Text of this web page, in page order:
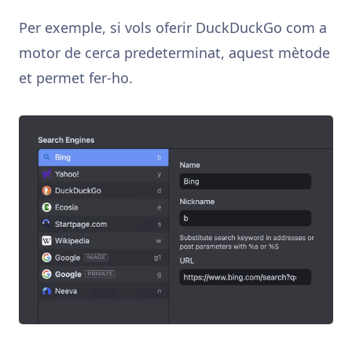
Per exemple, si vols oferir DuckDuckGo com a
motor de cerca predeterminat, aquest mètode
et permet fer-ho.